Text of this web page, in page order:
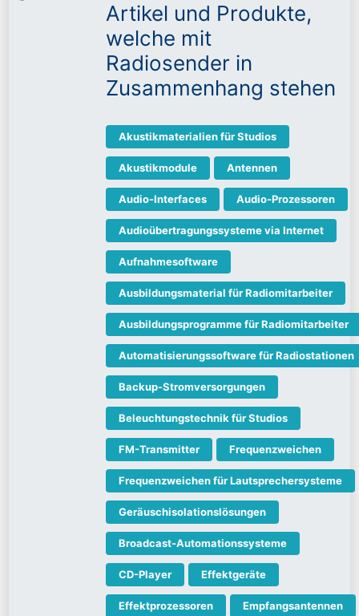
Artikel und Produkte,
welche mit
Radiosender in
Zusammenhang stehen
Akustikmaterialien für Studios
Akustikmodule Antennen
Audio-Interfaces Audio-Prozessoren
Audioübertragungssysteme via Internet
Aufnahmesoftware
Ausbildungsmaterial für Radiomitarbeiter
Ausbildungsprogramme für Radiomitarbeiter
Automatisierungssoftware für Radiostationen
Backup-Stromversorgungen
Beleuchtungstechnik für Studios
FM-Transmitter Frequenzweichen
Frequenzweichen für Lautsprechersysteme
Geräuschisolationslösungen
Broadcast-Automationssysteme
CD-Player Effektgeräte
Effektprozessoren Empfangsantennen